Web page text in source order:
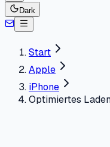
Dark
Start
Apple
iPhone
Optimiertes